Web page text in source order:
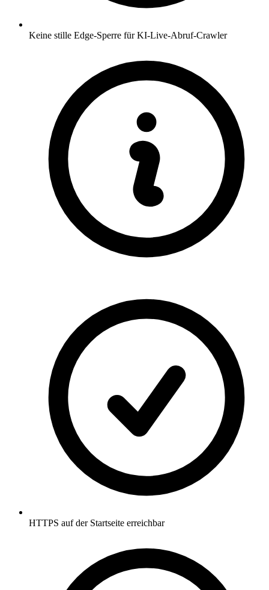
Keine stille Edge-Sperre für KI-Live-Abruf-Crawler
HTTPS auf der Startseite erreichbar